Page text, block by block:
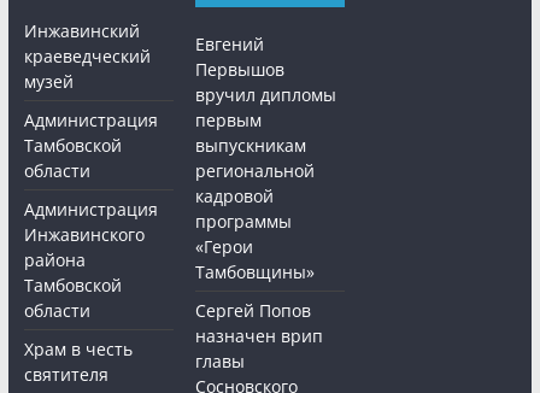
Инжавинский
краеведческий
музей
Администрация
Тамбовской
области
Администрация
Инжавинского
района
Тамбовской
области
Храм в честь
святителя
Евгений
Первышов
вручил дипломы
первым
выпускникам
региональной
кадровой
программы
«Герои
Тамбовщины»
Сергей Попов
назначен врип
главы
Сосновского